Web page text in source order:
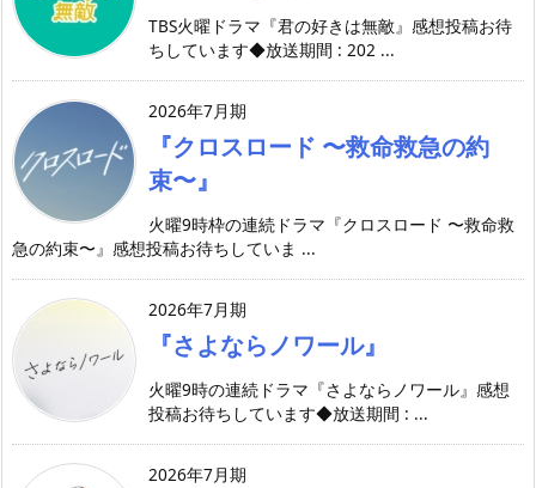
TBS火曜ドラマ『君の好きは無敵』感想投稿お待
ちしています◆放送期間 : 202 ...
2026年7月期
『クロスロード 〜救命救急の約
束〜』
火曜9時枠の連続ドラマ『クロスロード 〜救命救
急の約束〜』感想投稿お待ちしていま ...
2026年7月期
『さよならノワール』
火曜9時の連続ドラマ『さよならノワール』感想
投稿お待ちしています◆放送期間 : ...
2026年7月期